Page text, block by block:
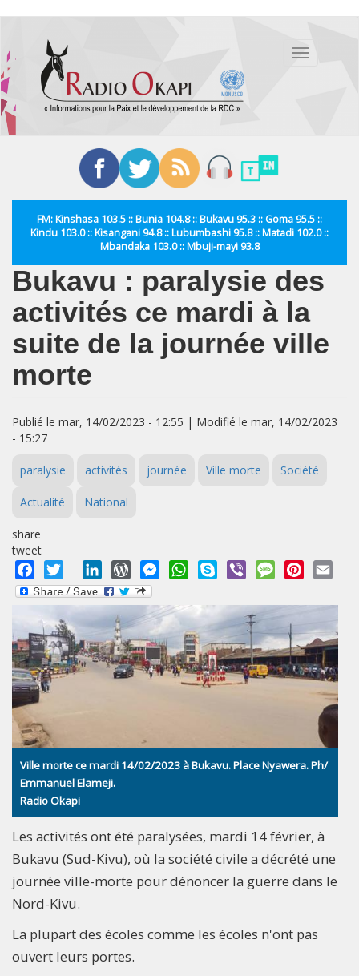
contenu
principal
Toggle
FM: Kinshasa 103.5 :: Bunia 104.8 :: Bukavu 95.3 :: Goma 95.5 ::
Kindu 103.0 :: Kisangani 94.8 :: Lubumbashi 95.8 :: Matadi 102.0 ::
Mbandaka 103.0 :: Mbuji-mayi 93.8
Bukavu : paralysie des
activités ce mardi à la
suite de la journée ville
morte
Publié le mar, 14/02/2023 - 12:55 | Modifié le mar, 14/02/2023
- 15:27
paralysie activités journée Ville morte Société
Actualité National
share
tweet
Facebook
Twitter LinkedInWordPressMessengerWhatsApp
Skype Viber MessagePinterest
Ville morte ce mardi 14/02/2023 à Bukavu. Place Nyawera. Ph/
Emmanuel Elameji.
Radio Okapi
Les activités ont été paralysées, mardi 14 février, à
Bukavu (Sud-Kivu), où la société civile a décrété une
journée ville-morte pour dénoncer la guerre dans le
Nord-Kivu.
La plupart des écoles comme les écoles n'ont pas
ouvert leurs portes.